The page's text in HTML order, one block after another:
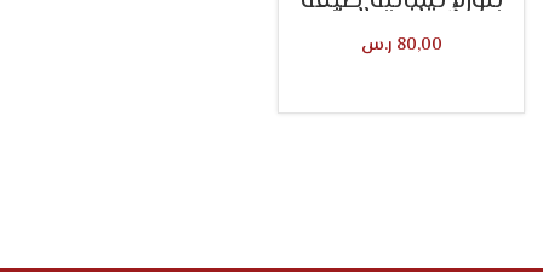
بأكتاف عالية
80,00 ر.س